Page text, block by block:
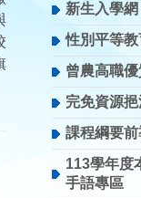
新生入學網
性別平等
曾農高職
完免資源
課程綱要
113學年度
手語專區